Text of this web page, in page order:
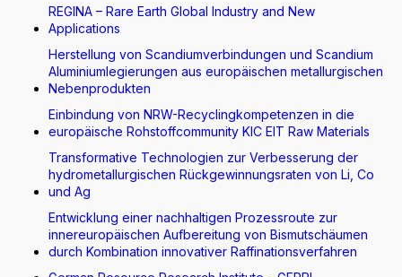
REGINA – Rare Earth Global Industry and New
Applications
Herstellung von Scandiumverbindungen und Scandium
Aluminiumlegierungen aus europäischen metallurgischen
Nebenprodukten
Einbindung von NRW-Recyclingkompetenzen in die
europäische Rohstoffcommunity KIC EIT Raw Materials
Transformative Technologien zur Verbesserung der
hydrometallurgischen Rückgewinnungsraten von Li, Co
und Ag
Entwicklung einer nachhaltigen Prozessroute zur
innereuropäischen Aufbereitung von Bismutschäumen
durch Kombination innovativer Raffinationsverfahren